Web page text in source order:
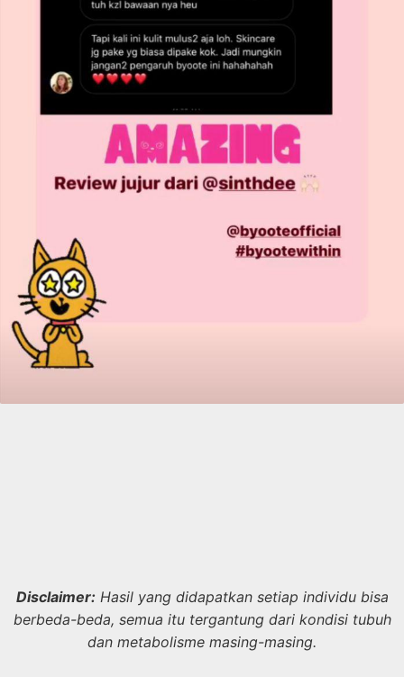
Disclaimer: Hasil yang didapatkan setiap individu bisa
berbeda-beda, semua itu tergantung dari kondisi tubuh
dan metabolisme masing-masing.